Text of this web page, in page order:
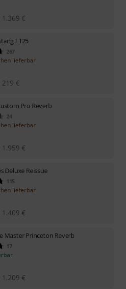
1.369 €
LT25
267
lieferbar
219 €
Pro Reverb
24
lieferbar
1.959 €
Deluxe Reissue
115
lieferbar
1.409 €
Master Princeton Reverb
17
1.209 €